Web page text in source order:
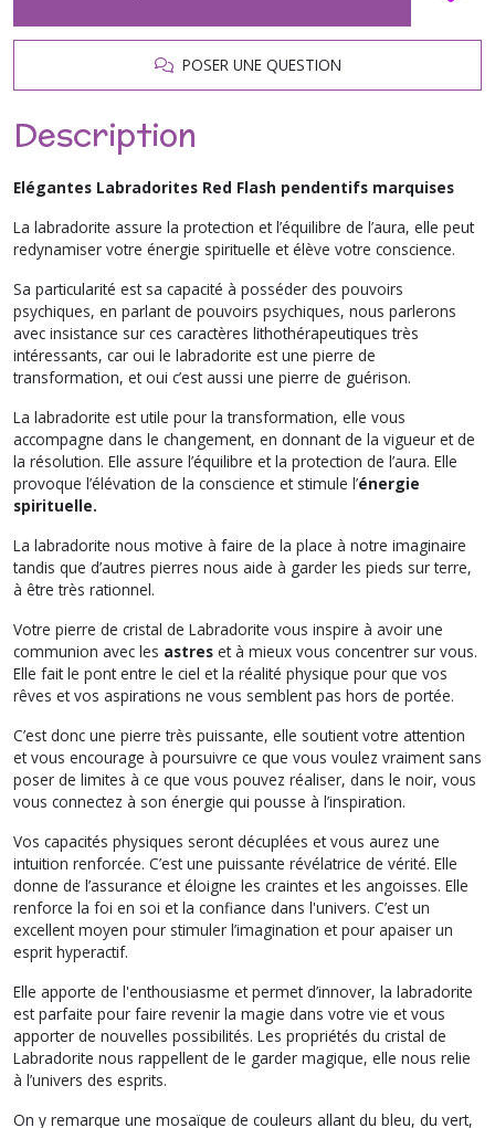
POSER UNE QUESTION
Description
Elégantes Labradorites Red Flash pendentifs marquises
La labradorite assure la protection et l’équilibre de l’aura, elle peut
redynamiser votre énergie spirituelle et élève votre conscience.
Sa particularité est sa capacité à posséder des pouvoirs
psychiques, en parlant de pouvoirs psychiques, nous parlerons
avec insistance sur ces caractères lithothérapeutiques très
intéressants, car oui le labradorite est une pierre de
transformation, etoui c’est aussi une pierre de guérison.
La labradorite est utile pour la transformation, elle vous
accompagne dans le changement, en donnant de la vigueur et de
la résolution. Elle assure l’équilibre et la protection de l’aura. Elle
provoque l’élévation de la conscience et stimule l’énergie
spirituelle.
La labradorite nous motive à faire de la place à notre imaginaire
tandis que d’autres pierres nous aide à garder les pieds sur terre,
à être très rationnel.
Votre pierre de cristal de Labradorite vous inspire à avoir une
communion avec les astres et à mieux vous concentrer sur vous.
Elle fait le pont entre le ciel et la réalité physique pour que vos
rêves et vos aspirations ne vous semblent pas hors de portée.
C’est donc une pierre très puissante, elle soutient votre attention
et vous encourage à poursuivre ce que vous voulez vraiment sans
poser de limites à ce que vous pouvez réaliser, dans le noir, vous
vous connectez à son énergie qui pousse à l’inspiration.
Vos capacités physiques seront décuplées et vous aurez une
intuition renforcée. C’est une puissante révélatrice de vérité. Elle
donne de l’assurance et éloigne les craintes et les angoisses. Elle
renforce la foi en soi et la confiance dans l'univers. C’est un
excellent moyen pour stimuler l’imagination et pour apaiser un
esprit hyperactif.
Elle apporte de l'enthousiasme et permet d’innover, la labradorite
est parfaite pour faire revenir la magie dans votre vie et vous
apporter de nouvelles possibilités. Les propriétés du cristal de
Labradorite nous rappellent de le garder magique, elle nous relie
à l’univers des esprits.
On y remarque une mosaïque de couleurs allant du bleu, du vert,